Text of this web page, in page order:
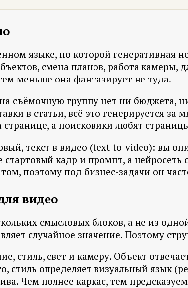
языке, по которой генеративная
смена планов, работа камеры,
меньше она фантазирует не туда.
съёмочную группу нет ни бюджета,
в статьи, всё это генерируется за
а поисковики любят
текст в видео (text-to-video): вы
кадр и промпт, а нейросеть
поэтому под бизнес-задачи он
видео
смысловых блоков, а не из
случайное значение. Поэтому
стиль, свет и камеру. Объект
определяет визуальный язык
Чем полнее каркас, тем